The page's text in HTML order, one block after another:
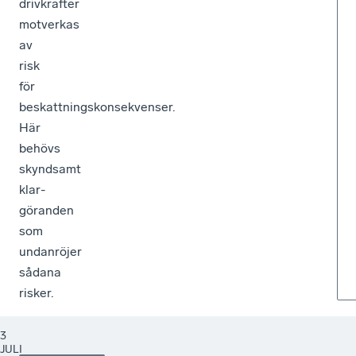
drivkrafter
motverkas
av
risk
för
beskattningskonsekvenser.
Här
behövs
skyndsamt
klar­
göranden
som
undanröjer
sådana
risker.
3
JULI